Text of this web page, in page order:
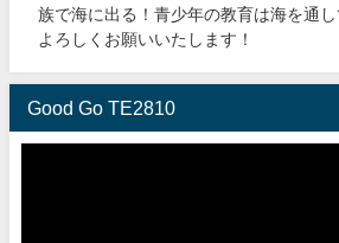
族で海に出る！青少年の教育は海を通し
よろしくお願いいたします！
Good Go TE2810